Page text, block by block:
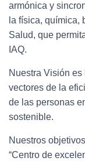
armónica y
la física, química,
Salud, que
IAQ.
Nuestra Visión
vectores de la
de las personas
sostenible.
Nuestros
“Centro de